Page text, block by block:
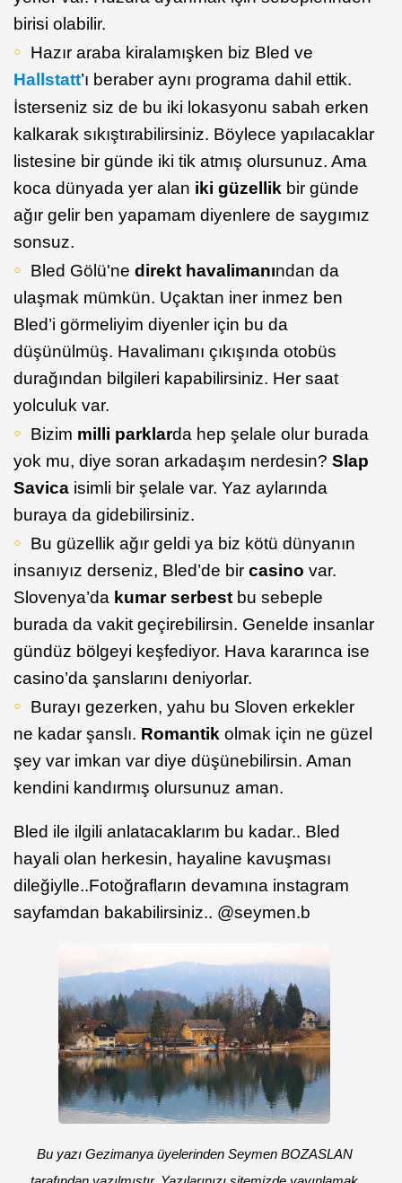
birisi olabilir.
Hazır araba kiralamışken biz Bled ve
Hallstatt’ı beraber aynı programa dahil ettik.
İsterseniz siz de bu iki lokasyonu sabah erken
kalkarak sıkıştırabilirsiniz. Böylece yapılacaklar
listesine bir günde iki tik atmış olursunuz. Ama
koca dünyada yer alan iki güzellik bir günde
ağır gelir ben yapamam diyenlere de saygımız
sonsuz.
Bled Gölü'ne direkt havalimanından da
ulaşmak mümkün. Uçaktan iner inmez ben
Bled’i görmeliyim diyenler için bu da
düşünülmüş. Havalimanı çıkışında otobüs
durağından bilgileri kapabilirsiniz. Her saat
yolculuk var.
Bizim milli parklarda hep şelale olur burada
yok mu, diye soran arkadaşım nerdesin? Slap
Savica isimli bir şelale var. Yaz aylarında
buraya da gidebilirsiniz.
Bu güzellik ağır geldi ya biz kötü dünyanın
insanıyız derseniz, Bled’de bir casino var.
Slovenya’da kumar serbest bu sebeple
burada da vakit geçirebilirsin. Genelde insanlar
gündüz bölgeyi keşfediyor. Hava kararınca ise
casino’da şanslarını deniyorlar.
Burayı gezerken, yahu bu Sloven erkekler
ne kadar şanslı. Romantik olmak için ne güzel
şey var imkan var diye düşünebilirsin. Aman
kendini kandırmış olursunuz aman.
Bled ile ilgili anlatacaklarım bu kadar.. Bled
hayali olan herkesin, hayaline kavuşması
dileğiylle..Fotoğrafların devamına instagram
sayfamdan bakabilirsiniz.. @seymen.b
Bu yazı Gezimanya üyelerinden Seymen BOZASLAN